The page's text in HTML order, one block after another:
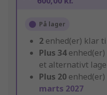
På lager
2 enhed(er) klar
Plus 34
et alternativt
Plus 20
marts 2027